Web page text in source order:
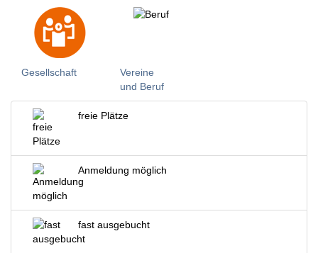
Gesellschaft
Vereine
und Beruf
freie Plätze
Anmeldung möglich
fast ausgebucht